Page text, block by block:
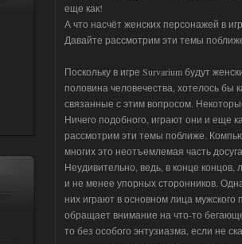
еще как!
А что насчёт женских персонажей в
Давайте рассмотрим эти темы
Поскольку в игре Survarium будут
половина человечества, хотелось бы
связанные с этим вопросом.
Ничего подобного, играют они и еще
рассмотрим эти темы поближе.
многих это неотъемлемая часть
Неудивительно, ведь, в конце
и не менее упорных сторонников.
них играют в основном лица
обращает внимание на что-то
то без особого энтузиазма, если не